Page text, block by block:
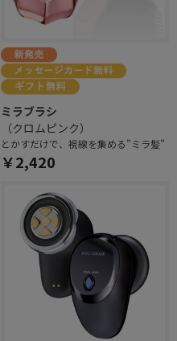
ミラブラシ
（クロムピンク）
とかすだけで、視線を集める”ミラ髪”
￥2,420